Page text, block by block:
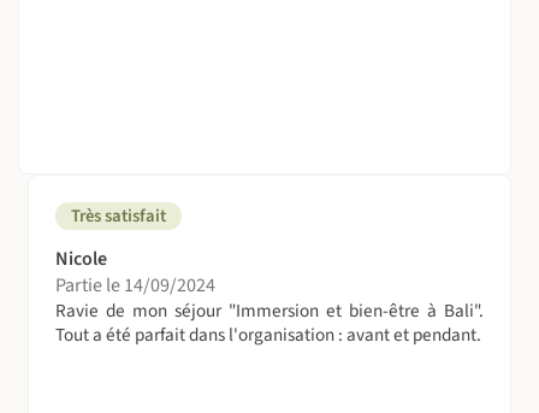
Très satisfait
Nicole
Partie le 14/09/2024
Ravie de mon séjour "Immersion et bien-être à Bali".
Tout a été parfait dans l'organisation : avant et pendant.